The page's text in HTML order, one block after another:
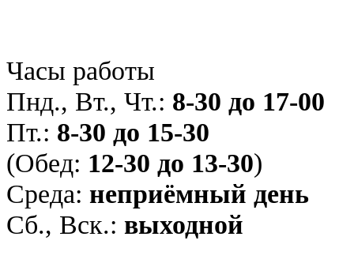
Часы работы
Пнд., Вт., Чт.: 8-30 до 17-00
Пт.: 8-30 до 15-30
(Обед: 12-30 до 13-30)
Среда: неприёмный день
Сб., Вск.: выходной